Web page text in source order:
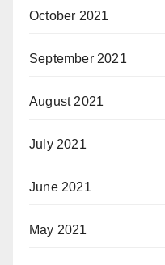
October 2021
September 2021
August 2021
July 2021
June 2021
May 2021